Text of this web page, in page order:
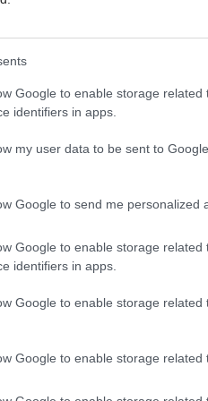
Google to enable storage
identifiers in apps.
my user data to be sent to
Google to send me personalized
Google to enable storage related
identifiers in apps.
Google to enable storage
Google to enable storage related